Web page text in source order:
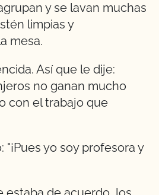
y se lavan muchas
limpias y
mesa.
Así que le dije:
no ganan mucho
con el trabajo que
yo soy profesora y